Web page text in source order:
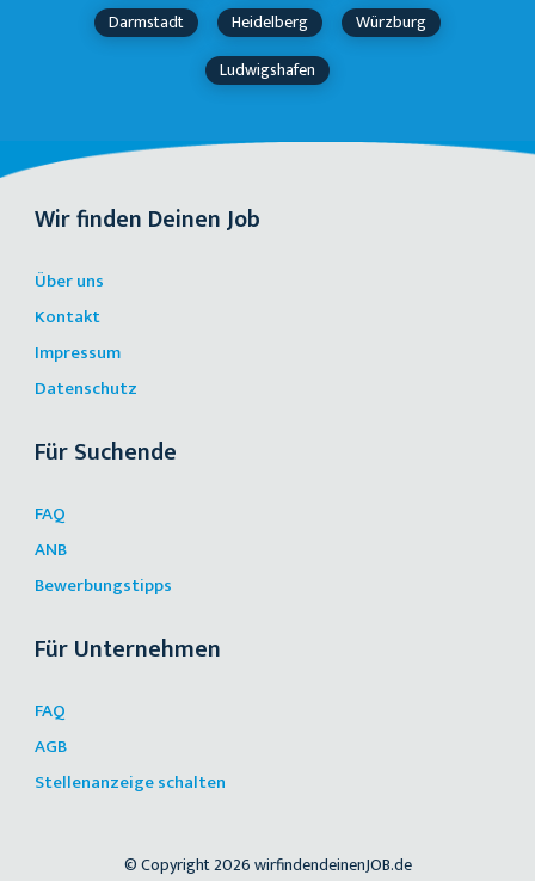
Darmstadt
Heidelberg
Würzburg
Ludwigshafen
Wir finden Deinen Job
Über uns
Kontakt
Impressum
Datenschutz
Für Suchende
FAQ
ANB
Bewerbungstipps
Für Unternehmen
FAQ
AGB
Stellenanzeige schalten
© Copyright 2026 wirfindendeinenJOB.de